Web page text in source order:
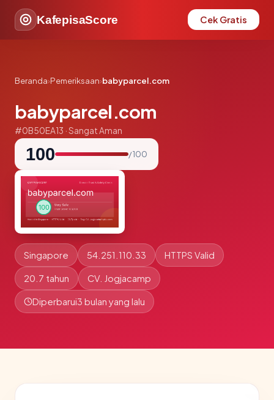
KafepisaScore Cek Gratis
Beranda›Pemeriksaan›babyparcel.com
babyparcel.com
#0B50EA13 · Sangat Aman
100 / 100
Singapore 54.251.110.33 HTTPS Valid
20.7 tahun CV. Jogjacamp
Diperbarui3 bulan yang lalu